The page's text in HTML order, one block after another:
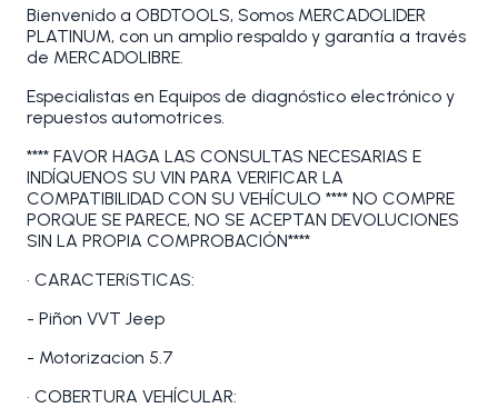
Bienvenido a OBDTOOLS, Somos MERCADOLIDER
PLATINUM, con un amplio respaldo y garantía a través
de MERCADOLIBRE.
Especialistas en Equipos de diagnóstico electrónico y
repuestos automotrices.
**** FAVOR HAGA LAS CONSULTAS NECESARIAS E
INDÍQUENOS SU VIN PARA VERIFICAR LA
COMPATIBILIDAD CON SU VEHÍCULO **** NO COMPRE
PORQUE SE PARECE, NO SE ACEPTAN DEVOLUCIONES
SIN LA PROPIA COMPROBACIÓN****
• CARACTERíSTICAS:
- Piñon VVT Jeep
- Motorizacion 5.7
• COBERTURA VEHÍCULAR: